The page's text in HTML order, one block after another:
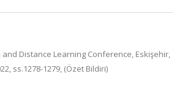
Distance Learning Conference, Eskişehir,
ss.1278-1279, (Özet Bildiri)